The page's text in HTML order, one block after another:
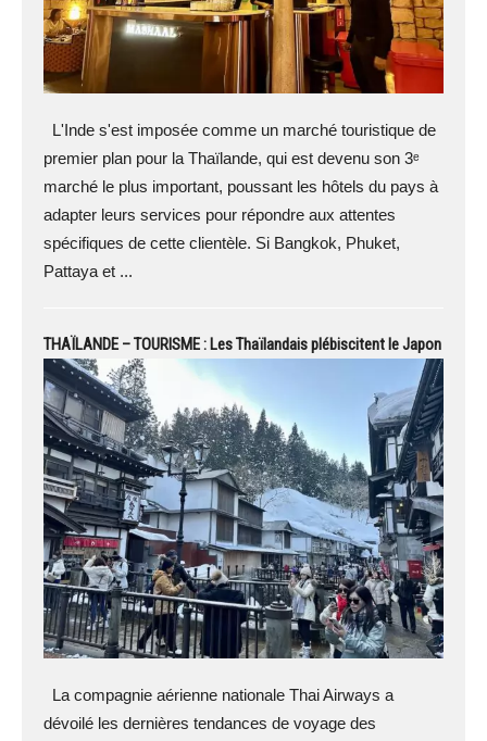
L'Inde s'est imposée comme un marché touristique de
premier plan pour la Thaïlande, qui est devenu son 3ᵉ
marché le plus important, poussant les hôtels du pays à
adapter leurs services pour répondre aux attentes
spécifiques de cette clientèle. Si Bangkok, Phuket,
Pattaya et ...
THAÏLANDE – TOURISME : Les Thaïlandais plébiscitent le Japon
La compagnie aérienne nationale Thai Airways a
dévoilé les dernières tendances de voyage des